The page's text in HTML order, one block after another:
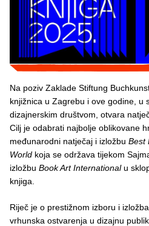
Na poziv Zaklade Stiftung
knjižnica u Zagrebu i ove godine, u
dizajnerskim društvom, otvara
Cilj je odabrati najbolje oblikovane
međunarodni natječaj i izložbu Best
World koja se održava tijekom
izložbu Book Art Internationalu
knjiga.
Riječ je o prestižnom izboru i
vrhunska ostvarenja u dizajnu